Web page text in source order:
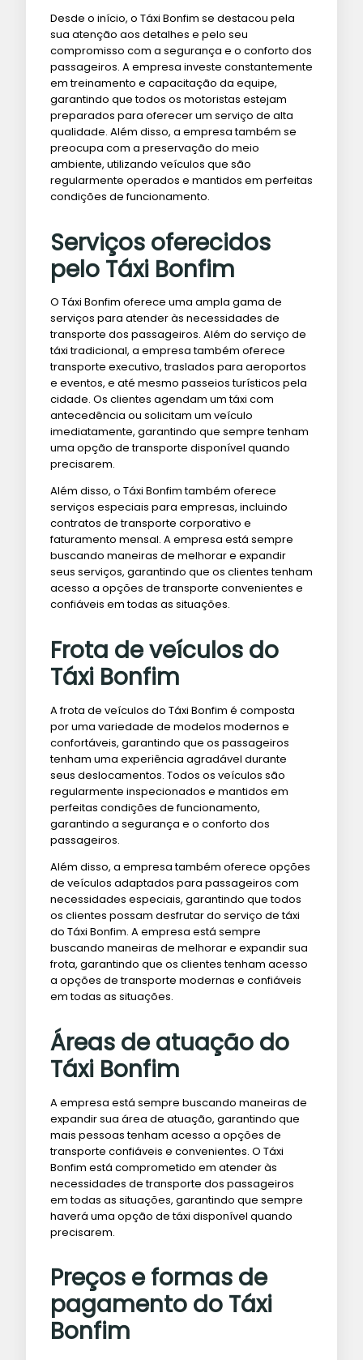
Desde o início, o Táxi Bonfim se destacou pela
sua atenção aos detalhes e pelo seu
compromisso com a segurança e o conforto dos
passageiros. A empresa investe constantemente
em treinamento e capacitação da equipe,
garantindo que todos os motoristas estejam
preparados para oferecer um serviço de alta
qualidade. Além disso, a empresa também se
preocupa com a preservação do meio
ambiente, utilizando veículos que são
regularmente operados e mantidos em perfeitas
condições de funcionamento.
Serviços oferecidos
pelo Táxi Bonfim
O Táxi Bonfim oferece uma ampla gama de
serviços para atender às necessidades de
transporte dos passageiros. Além do serviço de
táxi tradicional, a empresa também oferece
transporte executivo, traslados para aeroportos
e eventos, e até mesmo passeios turísticos pela
cidade. Os clientes agendam um táxi com
antecedência ou solicitam um veículo
imediatamente, garantindo que sempre tenham
uma opção de transporte disponível quando
precisarem.
Além disso, o Táxi Bonfim também oferece
serviços especiais para empresas, incluindo
contratos de transporte corporativo e
faturamento mensal. A empresa está sempre
buscando maneiras de melhorar e expandir
seus serviços, garantindo que os clientes tenham
acesso a opções de transporte convenientes e
confiáveis ​​em todas as situações.
Frota de veículos do
Táxi Bonfim
A frota de veículos do Táxi Bonfim é composta
por uma variedade de modelos modernos e
confortáveis, garantindo que os passageiros
tenham uma experiência agradável durante
seus deslocamentos. Todos os veículos são
regularmente inspecionados e mantidos em
perfeitas condições de funcionamento,
garantindo a segurança e o conforto dos
passageiros.
Além disso, a empresa também oferece opções
de veículos adaptados para passageiros com
necessidades especiais, garantindo que todos
os clientes possam desfrutar do serviço de táxi
do Táxi Bonfim. A empresa está sempre
buscando maneiras de melhorar e expandir sua
frota, garantindo que os clientes tenham acesso
a opções de transporte modernas e confiáveis
em todas as situações.
Áreas de atuação do
Táxi Bonfim
A empresa está sempre buscando maneiras de
expandir sua área de atuação, garantindo que
mais pessoas tenham acesso a opções de
transporte confiáveis e convenientes. O Táxi
Bonfim está comprometido em atender às
necessidades de transporte dos passageiros
em todas as situações, garantindo que sempre
haverá uma opção de táxi disponível quando
precisarem.
Preços e formas de
pagamento do Táxi
Bonfim